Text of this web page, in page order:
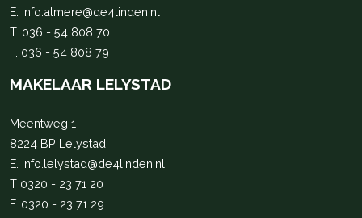
E. Info.almere@de4linden.nl
T. 036 - 54 808 70
F. 036 - 54 808 79
MAKELAAR LELYSTAD
Meentweg 1
8224 BP Lelystad
E. Info.lelystad@de4linden.nl
T 0320 - 23 71 20
F. 0320 - 23 71 29